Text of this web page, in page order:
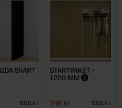
SVART
895 kr
STARTPAKET -
1220 MM
746 kr 995 kr